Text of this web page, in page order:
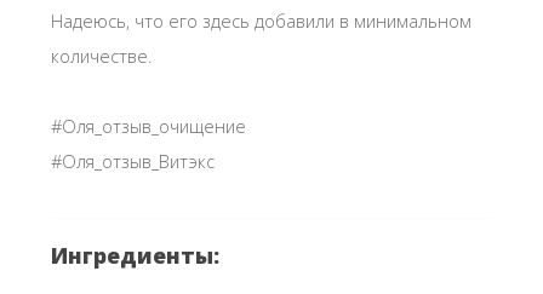
Надеюсь, что его здесь добавили в минимальном
количестве.
#Оля_отзыв_очищение
#Оля_отзыв_Витэкс
Ингредиенты: